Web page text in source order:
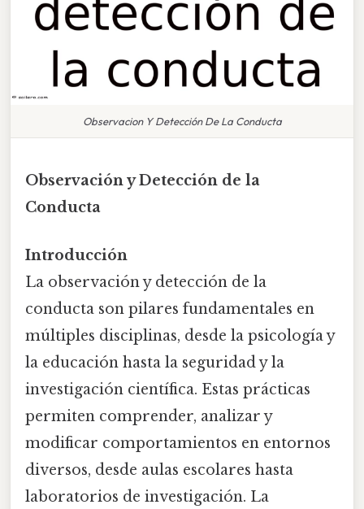
Observacion Y Detección De La Conducta
Observación y Detección de la
Conducta
Introducción
La observación y detección de la
conducta son pilares fundamentales en
múltiples disciplinas, desde la psicología y
la educación hasta la seguridad y la
investigación científica. Estas prácticas
permiten comprender, analizar y
modificar comportamientos en entornos
diversos, desde aulas escolares hasta
laboratorios de investigación. La